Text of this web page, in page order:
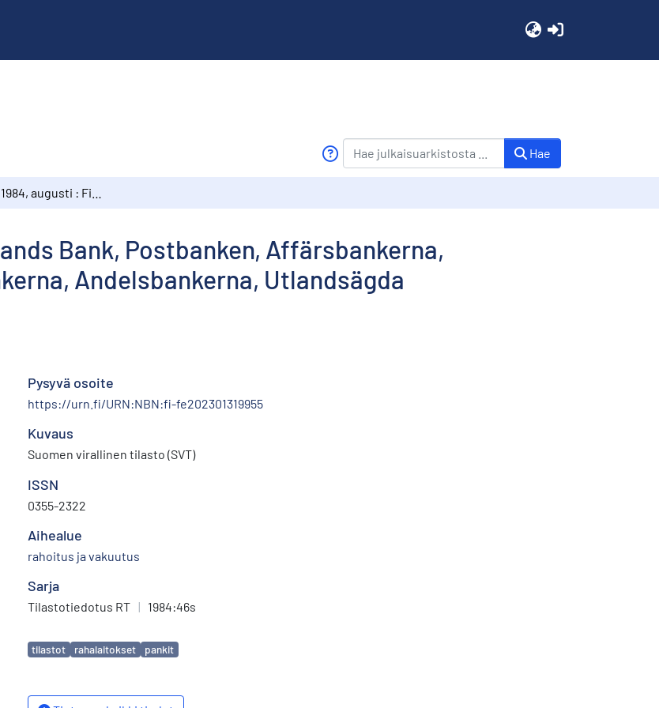
Hae
Bank, Postbanken, Affärsbankerna,
Andelsbankerna, Utlandsägda
Pysyvä osoite
https://urn.fi/URN:NBN:fi-fe202301319955
Kuvaus
Suomen virallinen tilasto (SVT)
ISSN
0355-2322
Aihealue
rahoitus ja vakuutus
Sarja
Tilastotiedotus RT | 1984:46s
Avainsanat
tilastot rahalaitokset pankit